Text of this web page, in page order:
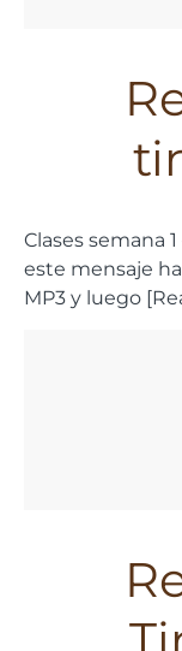
Clases semana
este mensaje
MP3 y luego